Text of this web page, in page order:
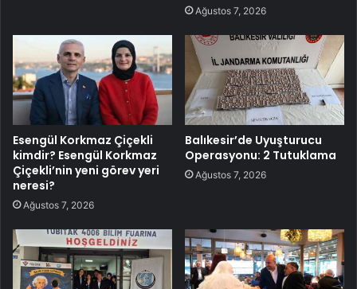
Ağustos 7, 2026
Esengül Korkmaz Çiçekli
kimdir? Esengül Korkmaz
Çiçekli’nin yeni görev yeri
neresi?
Ağustos 7, 2026
Balıkesir’de Uyuşturucu
Operasyonu: 2 Tutuklama
Ağustos 7, 2026